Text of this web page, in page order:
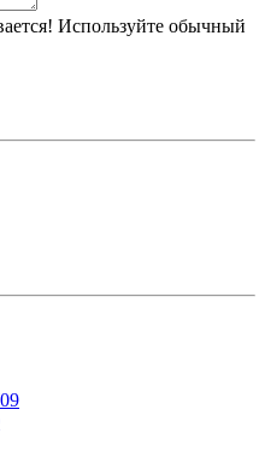
Используйте обычный